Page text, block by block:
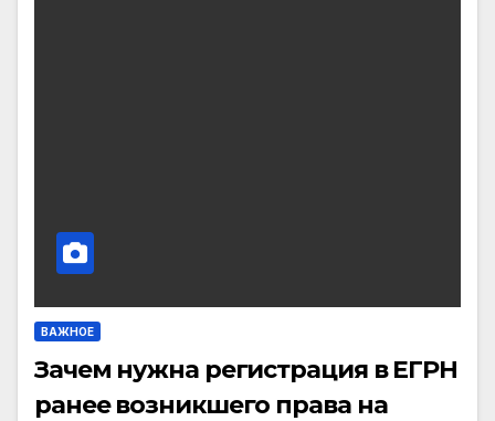
ВАЖНОЕ
Зачем нужна регистрация в ЕГРН
ранее возникшего права на